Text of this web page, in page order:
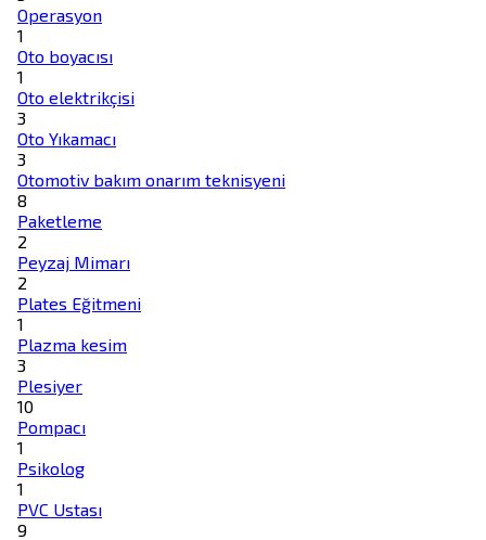
Operasyon
1
Oto boyacısı
1
Oto elektrikçisi
3
Oto Yıkamacı
3
Otomotiv bakım onarım teknisyeni
8
Paketleme
2
Peyzaj Mimarı
2
Plates Eğitmeni
1
Plazma kesim
3
Plesiyer
10
Pompacı
1
Psikolog
1
PVC Ustası
9